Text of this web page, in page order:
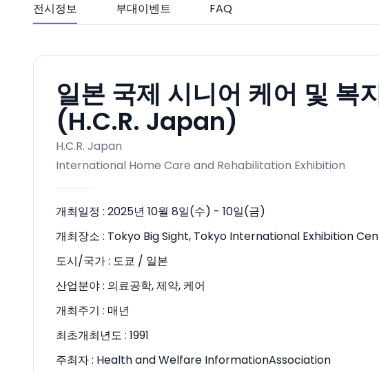
전시정보 부대이벤트 FAQ
일본 국제 시니어 케어 및 복
(H.C.R. Japan)
H.C.R. Japan
International Home Care and Rehabilitation Exhibition
개최일정 : 2025년 10월 8일(수) - 10일(금)
개최장소 : Tokyo Big Sight, Tokyo International Exhibition
도시/국가 : 도쿄 / 일본
산업분야 : 의료공학, 제약, 케어
개최주기 : 매년
최초개최년도 : 1991
주최자 : Health and Welfare InformationAssociation